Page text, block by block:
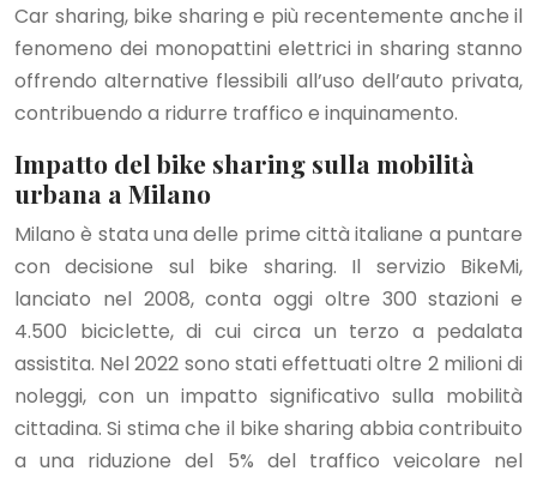
Car sharing, bike sharing e più recentemente anche il
fenomeno dei monopattini elettrici in sharing stanno
offrendo alternative flessibili all’uso dell’auto privata,
contribuendo a ridurre traffico e inquinamento.
Impatto del bike sharing sulla mobilità
urbana a Milano
Milano è stata una delle prime città italiane a puntare
con decisione sul bike sharing. Il servizio BikeMi,
lanciato nel 2008, conta oggi oltre 300 stazioni e
4.500 biciclette, di cui circa un terzo a pedalata
assistita. Nel 2022 sono stati effettuati oltre 2 milioni di
noleggi, con un impatto significativo sulla mobilità
cittadina. Si stima che il bike sharing abbia contribuito
a una riduzione del 5% del traffico veicolare nel